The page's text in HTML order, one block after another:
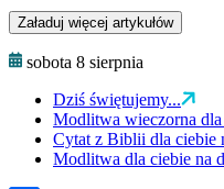
Załaduj więcej artykułów
sobota 8 sierpnia
Dziś świętujemy...
Modlitwa wieczorna dla
Cytat z Biblii dla ciebie
Modlitwa dla ciebie na